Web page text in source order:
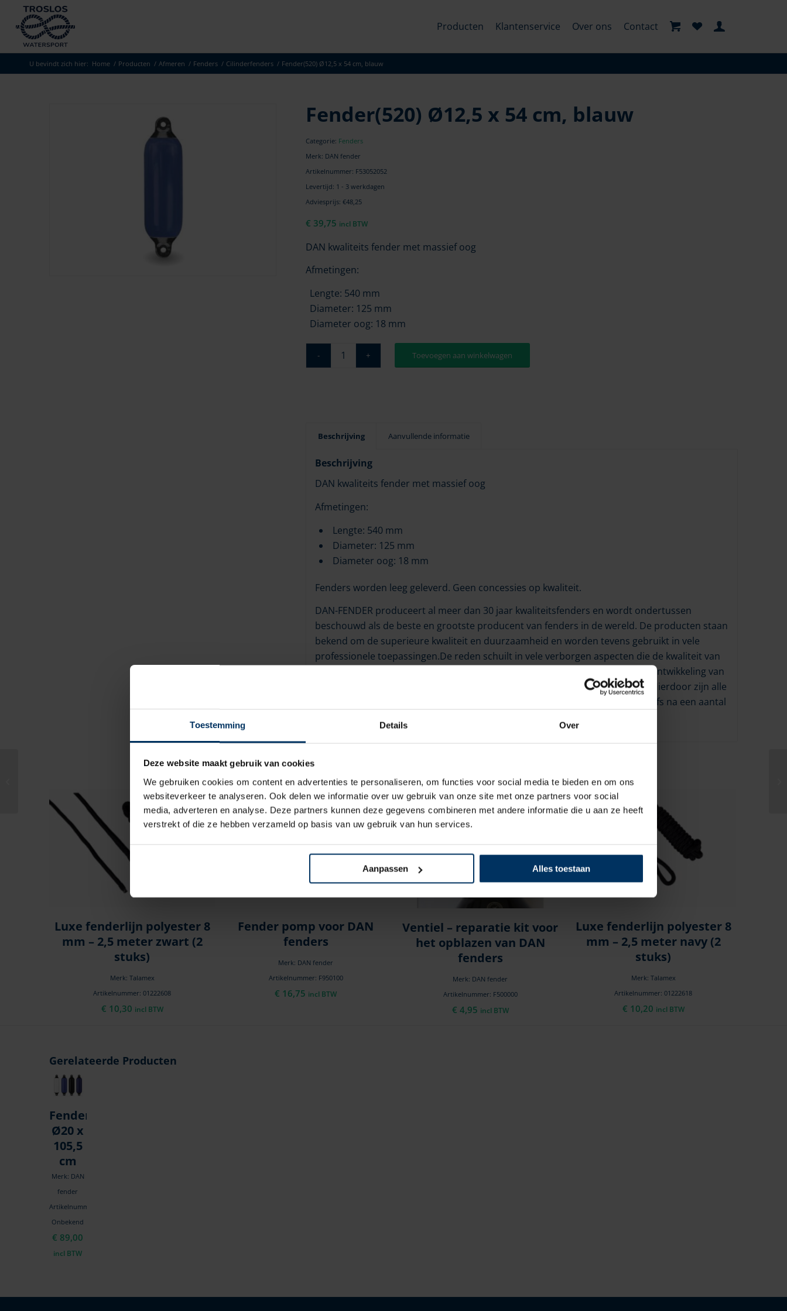
Toestemming Details Over
Deze website maakt gebruik van cookies
We gebruiken cookies om content en advertenties te personaliseren, om functies voor social media te bieden en om ons
websiteverkeer te analyseren. Ook delen we informatie over uw gebruik van onze site met onze partners voor social
media, adverteren en analyse. Deze partners kunnen deze gegevens combineren met andere informatie die u aan ze heeft
verstrekt of die ze hebben verzameld op basis van uw gebruik van hun services.
Aanpassen Alles toestaan
Producten Klantenservice Over ons Contact
U bevindt zich hier: Home / Producten / Afmeren / Fenders / Cilinderfenders / Fender(520) Ø12,5 x 54 cm, blauw
Fender(520) Ø12,5 x 54 cm, blauw
Categorie: Fenders
Merk: DAN fender
Artikelnummer: F53052052
Levertijd: 1 - 3 werkdagen
Adviesprijs: €48,25
€ 39,75 incl BTW
DAN kwaliteits fender met massief oog
Afmetingen:
Lengte: 540 mm
Diameter: 125 mm
Diameter oog: 18 mm
Toevoegen aan winkelwagen
Beschrijving Aanvullende informatie
Beschrijving
DAN kwaliteits fender met massief oog
Afmetingen:
Lengte: 540 mm
Diameter: 125 mm
Diameter oog: 18 mm
Fenders worden leeg geleverd. Geen concessies op kwaliteit.
DAN-FENDER produceert al meer dan 30 jaar kwaliteitsfenders en wordt ondertussen
beschouwd als de beste en grootste producent van fenders in de wereld. De producten staan
bekend om de superieure kwaliteit en duurzaamheid en worden tevens gebruikt in vele
professionele toepassingen.De reden schuilt in vele verborgen aspecten die de kwaliteit van
de fenders waarborgen. DAN-FENDER besteedt veel tijd en aandacht aan de ontwikkeling van
alle producten. Alle materialen worden zorgvuldig en met de hand gekozen. Hierdoor zijn alle
producten bestand tegen de krachten der natuur en blijven de fenders er, zelfs na een aantal
Luxe fenderlijn polyester 8
mm – 2,5 meter zwart (2
stuks)
Merk: Talamex
Artikelnummer: 01222608
€ 10,30 incl BTW
Fender pomp voor DAN
fenders
Merk: DAN fender
Artikelnummer: F950100
€ 16,75 incl BTW
Ventiel – reparatie kit voor
het opblazen van DAN
fenders
Merk: DAN fender
Artikelnummer: F500000
€ 4,95 incl BTW
Luxe fenderlijn polyester 8
mm – 2,5 meter navy (2
stuks)
Merk: Talamex
Artikelnummer: 01222618
€ 10,20 incl BTW
Gerelateerde Producten
Fender(839)
Ø20 x
105,5
cm
Merk: DAN
fender
Artikelnummer:
Onbekend
€ 89,00
incl BTW